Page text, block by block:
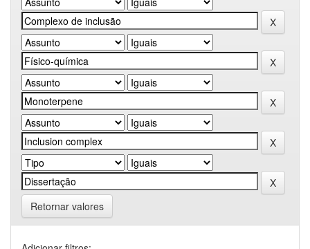
Retornar valores